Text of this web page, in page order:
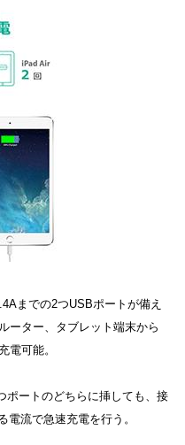
までの2つUSBポートが備え
ーター、タブレット端末から
電可能。
ポートのどちらに挿しても、接
流で急速充電を行う。